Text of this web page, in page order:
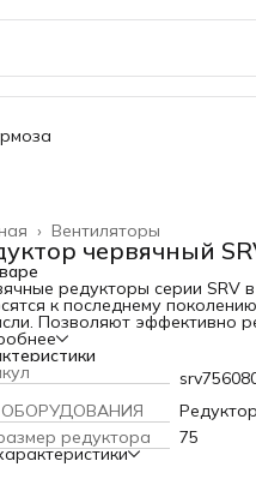
Вентиляторы
›
червячный
редукторы серии SRV
к последнему
Позволяют эффективно
в различных
насосы, транспортеры,
компактной
эффективности.
SRV с червячной
теплообмен и
представлена линейкой
значением от 5 до
Редуктор
редуктора
75